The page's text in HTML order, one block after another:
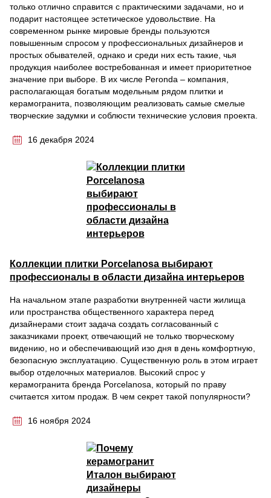
только отлично справится с практическими задачами, но и
подарит настоящее эстетическое удовольствие. На
современном рынке мировые бренды пользуются
повышенным спросом у профессиональных дизайнеров и
простых обывателей, однако и среди них есть такие, чья
продукция наиболее востребованная и имеет приоритетное
значение при выборе. В их числе Peronda – компания,
располагающая богатым модельным рядом плитки и
керамогранита, позволяющим реализовать самые смелые
творческие задумки и соблюсти технические условия проекта.
16 декабря 2024
Коллекции плитки Porcelanosa выбирают
профессионалы в области дизайна интерьеров
На начальном этапе разработки внутренней части жилища
или пространства общественного характера перед
дизайнерами стоит задача создать согласованный с
заказчиками проект, отвечающий не только творческому
видению, но и обеспечивающий изо дня в день комфортную,
безопасную эксплуатацию. Существенную роль в этом играет
выбор отделочных материалов. Высокий спрос у
керамогранита бренда Porcelanosa, который по праву
считается хитом продаж. В чем секрет такой популярности?
16 ноября 2024